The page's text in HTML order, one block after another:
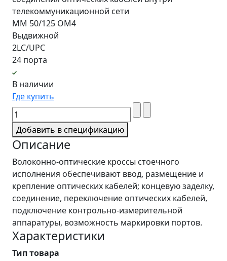
телекоммуникационной сети
MM 50/125 OM4
Выдвижной
2LC/UPC
24 порта
В наличии
Где купить
Добавить в спецификацию
Описание
Волоконно-оптические кроссы стоечного
исполнения обеспечивают ввод, размещение и
крепление оптических кабелей; концевую заделку,
соединение, переключение оптических кабелей,
подключение контрольно-измерительной
аппаратуры, возможность маркировки портов.
Характеристики
Тип товара